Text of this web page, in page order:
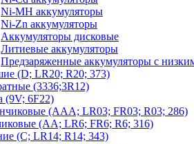
Ni-MH аккумуляторы
Ni-Zn аккумуляторы
Аккумуляторы дисковые
Литиевые аккумуляторы
Предзаряженные аккумуляторы с
(D; LR20; R20; 373)
(3336;3R12)
(9V; 6F22)
(AAA; LR03; FR03; R03; 286)
(AA; LR6; FR6; R6; 316)
(C; LR14; R14; 343)